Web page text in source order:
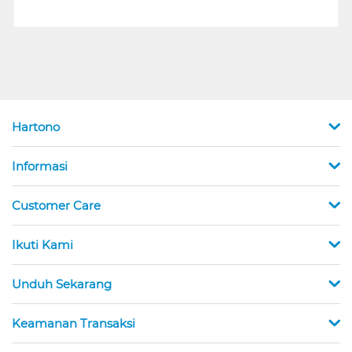
Hartono
Informasi
Customer Care
Ikuti Kami
Unduh Sekarang
Keamanan Transaksi